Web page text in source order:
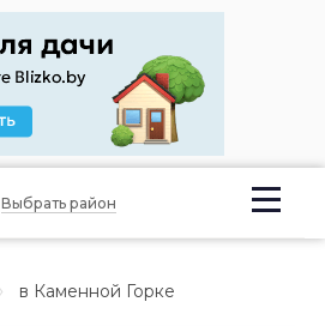
Выбрать район
в Каменной Горке